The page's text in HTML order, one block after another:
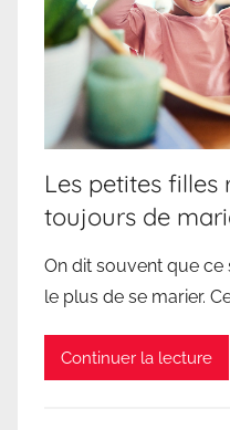
Les petites filles
toujours de
On dit souvent que
le plus de se marier.
Continuer la lecture